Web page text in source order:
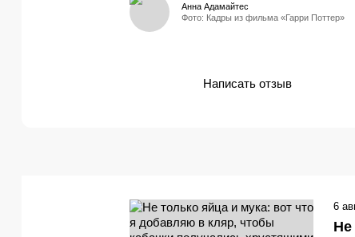
Фото: Кадры из фильма «Гарри Поттер»
Анна Адамайтес
Написать отзыв
Не
6